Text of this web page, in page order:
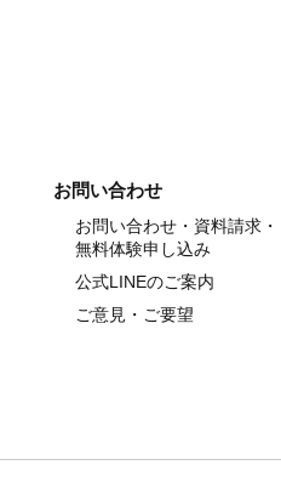
お問い合わせ
お問い合わせ・資料請求・
無料体験申し込み
公式LINEのご案内
ご意見・ご要望